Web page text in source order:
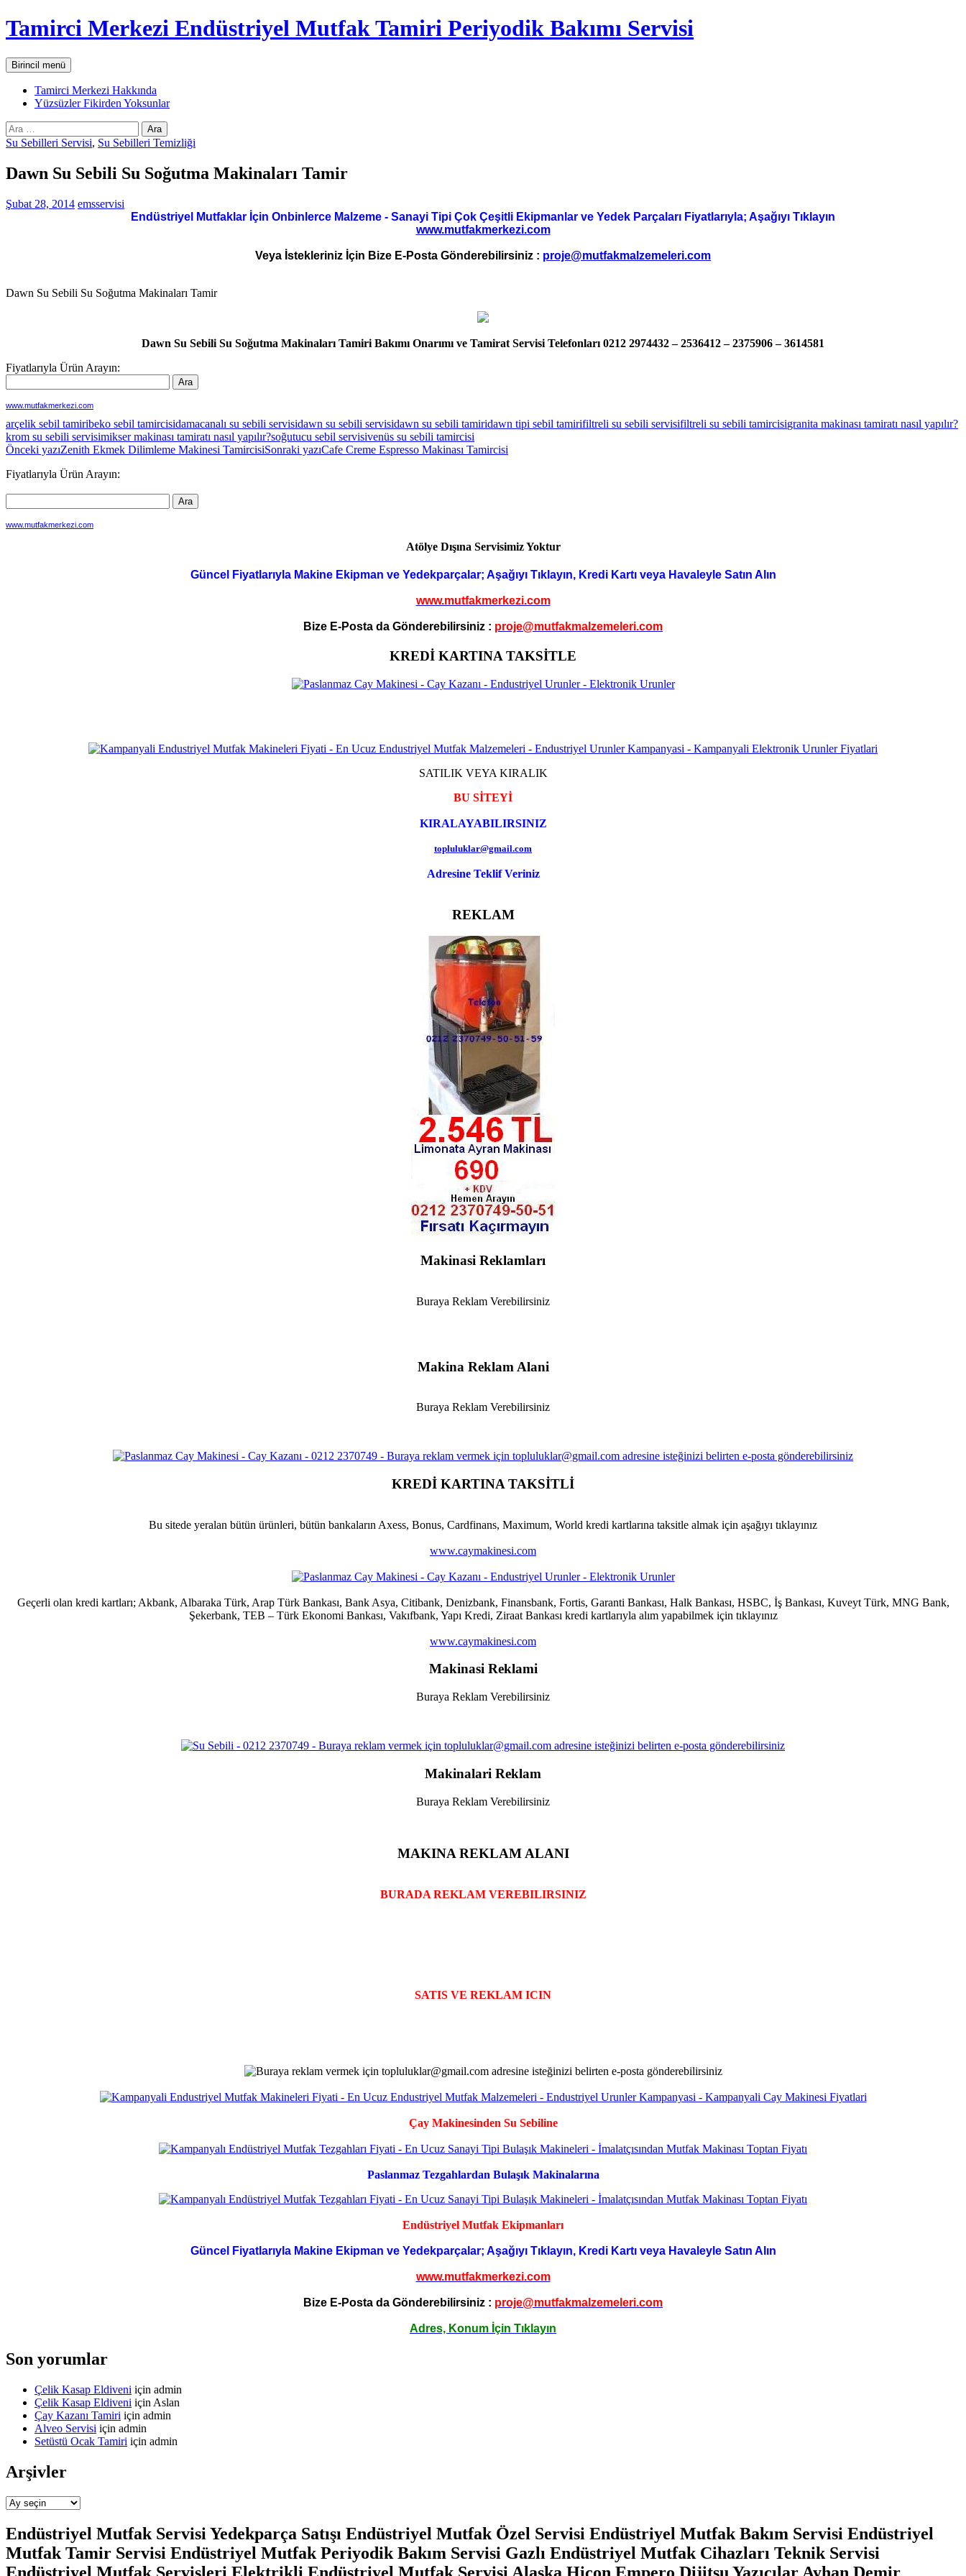
İçeriğe
atla
Tamirci Merkezi Endüstriyel Mutfak Tamiri Periyodik Bakımı Servisi
AraBirincil menü
Tamirci Merkezi Hakkında
Yüzsüzler Fikirden Yoksunlar
Arama:
Su Sebilleri Servisi, Su Sebilleri Temizliği
Dawn Su Sebili Su Soğutma Makinaları Tamir
Şubat 28, 2014 emsservisi
Endüstriyel Mutfaklar İçin Onbinlerce Malzeme - Sanayi Tipi Çok Çeşitli Ekipmanlar ve Yedek Parçaları Fiyatlarıyla; Aşağıyı Tıklayın
www.mutfakmerkezi.com
Veya İstekleriniz İçin Bize E-Posta Gönderebilirsiniz : proje@mutfakmalzemeleri.com
Dawn Su Sebili Su Soğutma Makinaları Tamir
Dawn Su Sebili Su Soğutma Makinaları Tamiri Bakımı Onarımı ve Tamirat Servisi Telefonları 0212 2974432 – 2536412 – 2375906 – 3614581
Fiyatlarıyla Ürün Arayın:
www.mutfakmerkezi.com
arçelik sebil tamiribeko sebil tamircisidamacanalı su sebili servisidawn su sebili servisidawn su sebili tamiridawn tipi sebil tamirifiltreli su sebili servisifiltreli su sebili tamircisigranita makinası tamiratı nasıl yapılır?
krom su sebili servisimikser makinası tamiratı nasıl yapılır?soğutucu sebil servisivenüs su sebili tamircisi
Yazı
dolaşımı
Önceki yazıZenith Ekmek Dilimleme Makinesi TamircisiSonraki yazıCafe Creme Espresso Makinası Tamircisi
Fiyatlarıyla Ürün Arayın:
www.mutfakmerkezi.com
Atölye Dışına Servisimiz Yoktur
Güncel Fiyatlarıyla Makine Ekipman ve Yedekparçalar; Aşağıyı Tıklayın, Kredi Kartı veya Havaleyle Satın Alın
www.mutfakmerkezi.com
Bize E-Posta da Gönderebilirsiniz : proje@mutfakmalzemeleri.com
KREDİ KARTINA TAKSİTLE
SATILIK VEYA KIRALIK
BU SİTEYİ
KIRALAYABILIRSINIZ
topluluklar@gmail.com
Adresine Teklif Veriniz
REKLAM
Makinasi Reklamları
Buraya Reklam Verebilirsiniz
Makina Reklam Alani
Buraya Reklam Verebilirsiniz
KREDİ KARTINA TAKSİTLİ
Bu sitede yeralan bütün ürünleri, bütün bankaların Axess, Bonus, Cardfinans, Maximum, World kredi kartlarına taksitle almak için aşağıyı tıklayınız
www.caymakinesi.com
Geçerli olan kredi kartları; Akbank, Albaraka Türk, Arap Türk Bankası, Bank Asya, Citibank, Denizbank, Finansbank, Fortis, Garanti Bankası, Halk Bankası, HSBC, İş Bankası, Kuveyt Türk, MNG Bank,
Şekerbank, TEB – Türk Ekonomi Bankası, Vakıfbank, Yapı Kredi, Ziraat Bankası kredi kartlarıyla alım yapabilmek için tıklayınız
www.caymakinesi.com
Makinasi Reklami
Buraya Reklam Verebilirsiniz
Makinalari Reklam
Buraya Reklam Verebilirsiniz
MAKINA REKLAM ALANI
BURADA REKLAM VEREBILIRSINIZ
SATIS VE REKLAM ICIN
Çay Makinesinden Su Sebiline
Paslanmaz Tezgahlardan Bulaşık Makinalarına
Endüstriyel Mutfak Ekipmanları
Güncel Fiyatlarıyla Makine Ekipman ve Yedekparçalar; Aşağıyı Tıklayın, Kredi Kartı veya Havaleyle Satın Alın
www.mutfakmerkezi.com
Bize E-Posta da Gönderebilirsiniz : proje@mutfakmalzemeleri.com
Adres, Konum İçin Tıklayın
Son yorumlar
Çelik Kasap Eldiveni için admin
Çelik Kasap Eldiveni için Aslan
Çay Kazanı Tamiri için admin
Alveo Servisi için admin
Setüstü Ocak Tamiri için admin
Arşivler
Arşivler
Endüstriyel Mutfak Servisi Yedekparça Satışı Endüstriyel Mutfak Özel Servisi Endüstriyel Mutfak Bakım Servisi Endüstriyel
Mutfak Tamir Servisi Endüstriyel Mutfak Periyodik Bakım Servisi Gazlı Endüstriyel Mutfak Cihazları Teknik Servisi
Endüstriyel Mutfak Servisleri Elektrikli Endüstriyel Mutfak Servisi Alaska Hicon Empero Dijitsu Yazıcılar Ayhan Demir